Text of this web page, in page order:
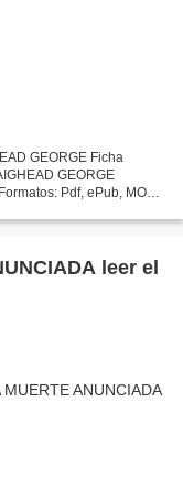
GEORGE Ficha
GEORGE
Pdf, ePub, MOBI,
leer el